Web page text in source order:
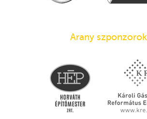
Arany szponzorok